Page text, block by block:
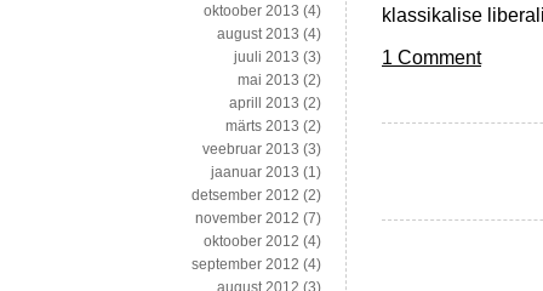
klassikalise
1 Comment
oktoober 2013 (4)
august 2013 (4)
juuli 2013 (3)
mai 2013 (2)
aprill 2013 (2)
märts 2013 (2)
veebruar 2013 (3)
jaanuar 2013 (1)
detsember 2012 (2)
november 2012 (7)
oktoober 2012 (4)
september 2012 (4)
august 2012 (3)